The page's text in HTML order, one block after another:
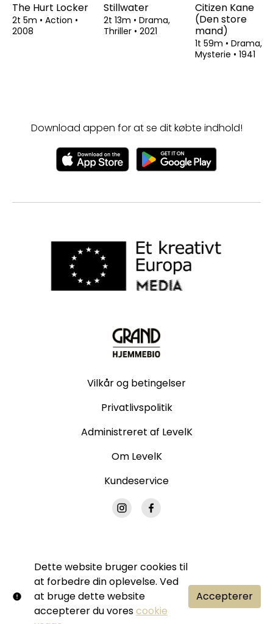
Dette website bruger cookies til
at forbedre din oplevelse. Ved
at bruge dette website
accepterer du vorescookie
Accepterer
The Hurt Locker
2t 5m • Action •
2008
Stillwater
2t 13m • Drama,
Thriller • 2021
Citizen Kane
(Den store
mand)
1t 59m • Drama,
Mysterie • 1941
Download appen for at se dit købte indhold!
Vilkår og betingelser
Privatlivspolitik
Administreret af LevelK
Om LevelK
Kundeservice
© Grand Hjemmebio. Alle rettigheder forbeholdes.
Ingen del af denne side må gengives uden vores
skriftlige tilladelse.
Shift72